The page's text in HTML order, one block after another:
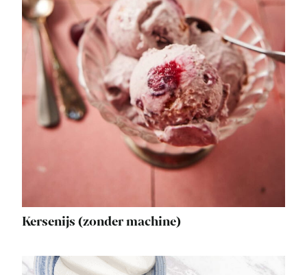
Kersenijs (zonder machine)